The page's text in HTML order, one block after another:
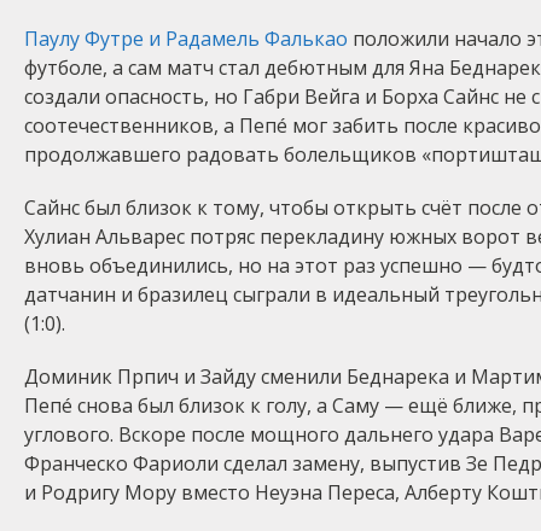
Паулу Футре и Радамель Фалькао положили начало
футболе, а сам матч стал дебютным для Яна
создали опасность, но Габри Вейга и Борха Сайнс
соотечественников, а Пепé мог забить после
продолжавшего радовать болельщиков
Сайнс был близок к тому, чтобы открыть счёт после
Хулиан Альварес потряс перекладину южных
вновь объединились, но на этот раз успешно —
датчанин и бразилец сыграли в идеальный
(1:0).
Доминик Прпич и Зайду сменили Беднарека и
Пепé снова был близок к голу, а Саму — ещё ближе,
углового. Вскоре после мощного дальнего удара
Франческо Фариоли сделал замену, выпустив Зе
и Родригу Мору вместо Неуэна Переса, Алберту